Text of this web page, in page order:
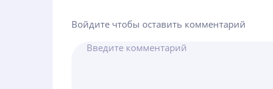
Войдите чтобы оставить комментарий